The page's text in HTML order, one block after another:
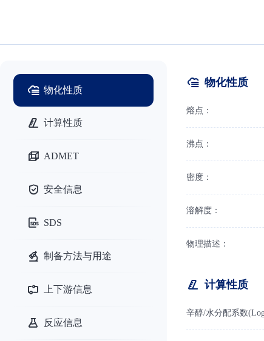
物化性质
计算性质
ADMET
安全信息
SDS
制备方法与用途
上下游信息
反应信息
物化性质
熔点：
沸点：
密度：
溶解度：
物理描述：
计算性质
辛醇/水分配系数